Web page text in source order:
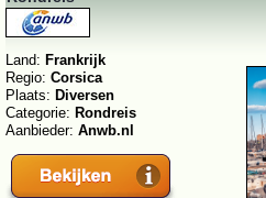
Land: Frankrijk
Regio: Corsica
Plaats: Diversen
Categorie: Rondreis
Aanbieder: Anwb.nl